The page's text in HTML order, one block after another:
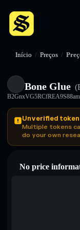
Início / Preços /
Bone Glue
Unverified token
Multiple tokens
do your own
No price